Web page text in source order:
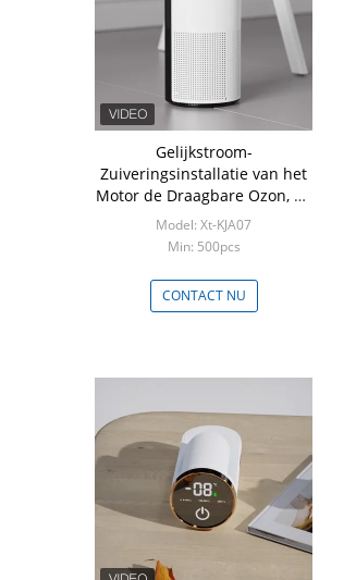
Gelijkstroom-
Zuiveringsinstallatie van het
Motor de Draagbare Ozon, de
Hydraulische
UVzuiveringsinstallatie van
de Sterilisatorlucht
Model: Xt-KJA07
Min: 500pcs
CONTACT NU